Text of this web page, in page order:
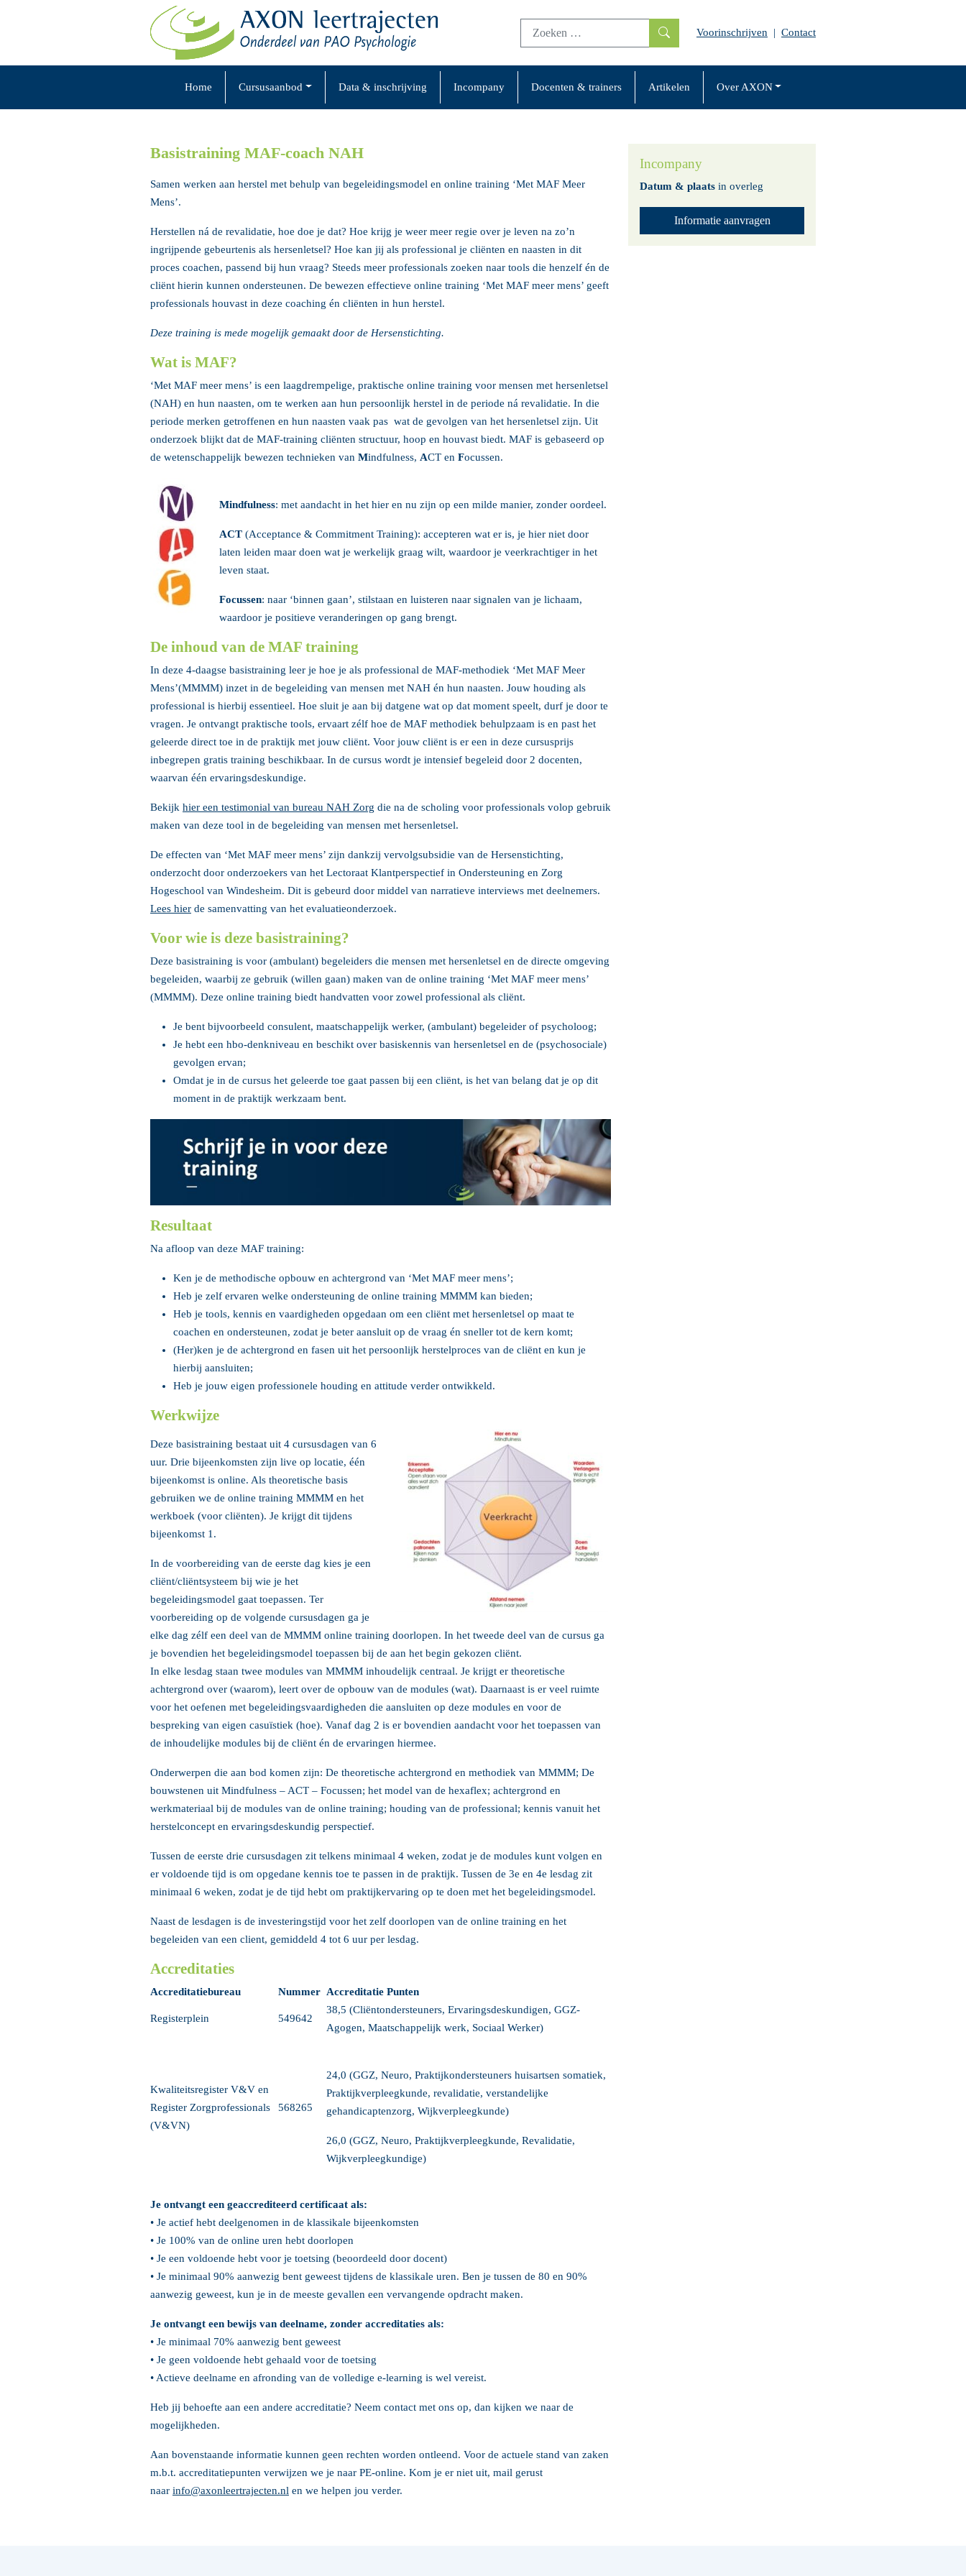
Voorinschrijven | Contact
Home Cursusaanbod Data & inschrijving Incompany Docenten & trainers Artikelen Over AXON
Basistraining MAF-coach NAH
Samen werken aan herstel met behulp van begeleidingsmodel en online training ‘Met MAF Meer
Mens’.
Herstellen ná de revalidatie, hoe doe je dat? Hoe krijg je weer meer regie over je leven na zo’n
ingrijpende gebeurtenis als hersenletsel? Hoe kan jij als professional je cliënten en naasten in dit
proces coachen, passend bij hun vraag? Steeds meer professionals zoeken naar tools die henzelf én de
cliënt hierin kunnen ondersteunen. De bewezen effectieve online training ‘Met MAF meer mens’ geeft
professionals houvast in deze coaching én cliënten in hun herstel.
Deze training is mede mogelijk gemaakt door de Hersenstichting.
Wat is MAF?
‘Met MAF meer mens’ is een laagdrempelige, praktische online training voor mensen met hersenletsel
(NAH) en hun naasten, om te werken aan hun persoonlijk herstel in de periode ná revalidatie. In die
periode merken getroffenen en hun naasten vaak pas wat de gevolgen van het hersenletsel zijn. Uit
onderzoek blijkt dat de MAF-training cliënten structuur, hoop en houvast biedt. MAF is gebaseerd op
de wetenschappelijk bewezen technieken van Mindfulness, ACT en Focussen.
Mindfulness: met aandacht in het hier en nu zijn op een milde manier, zonder oordeel.
ACT(Acceptance & Commitment Training): accepteren wat er is, je hier niet door
laten leiden maar doen wat je werkelijk graag wilt, waardoor je veerkrachtiger in het
leven staat.
Focussen: naar ‘binnen gaan’, stilstaan en luisteren naar signalen van je lichaam,
waardoor je positieve veranderingen op gang brengt.
De inhoud van de MAF training
In deze 4-daagse basistraining leer je hoe je als professional de MAF-methodiek ‘Met MAF Meer
Mens’(MMMM) inzet in de begeleiding van mensen met NAH én hun naasten. Jouw houding als
professional is hierbij essentieel. Hoe sluit je aan bij datgene wat op dat moment speelt, durf je door te
vragen. Je ontvangt praktische tools, ervaart zélf hoe de MAF methodiek behulpzaam is en past het
geleerde direct toe in de praktijk met jouw cliënt. Voor jouw cliënt is er een in deze cursusprijs
inbegrepen gratis training beschikbaar. In de cursus wordt je intensief begeleid door 2 docenten,
waarvan één ervaringsdeskundige.
Bekijk hier een testimonial van bureau NAH Zorg die na de scholing voor professionals volop gebruik
maken van deze tool in de begeleiding van mensen met hersenletsel.
De effecten van ‘Met MAF meer mens’ zijn dankzij vervolgsubsidie van de Hersenstichting,
onderzocht door onderzoekers van het Lectoraat Klantperspectief in Ondersteuning en Zorg
Hogeschool van Windesheim. Dit is gebeurd door middel van narratieve interviews met deelnemers.
Lees hier de samenvatting van het evaluatieonderzoek.
Voor wie is deze basistraining?
Deze basistraining is voor (ambulant) begeleiders die mensen met hersenletsel en de directe omgeving
begeleiden, waarbij ze gebruik (willen gaan) maken van de online training ‘Met MAF meer mens’
(MMMM). Deze online training biedt handvatten voor zowel professional als cliënt.
Je bent bijvoorbeeld consulent, maatschappelijk werker, (ambulant) begeleider of psycholoog;
Je hebt een hbo-denkniveau en beschikt over basiskennis van hersenletsel en de (psychosociale)
gevolgen ervan;
Omdat je in de cursus het geleerde toe gaat passen bij een cliënt, is het van belang dat je op dit
moment in de praktijk werkzaam bent.
Resultaat
Na afloop van deze MAF training:
Ken je de methodische opbouw en achtergrond van ‘Met MAF meer mens’;
Heb je zelf ervaren welke ondersteuning de online training MMMM kan bieden;
Heb je tools, kennis en vaardigheden opgedaan om een cliënt met hersenletsel op maat te
coachen en ondersteunen, zodat je beter aansluit op de vraag én sneller tot de kern komt;
(Her)ken je de achtergrond en fasen uit het persoonlijk herstelproces van de cliënt en kun je
hierbij aansluiten;
Heb je jouw eigen professionele houding en attitude verder ontwikkeld.
Werkwijze
Deze basistraining bestaat uit 4 cursusdagen van 6
uur. Drie bijeenkomsten zijn live op locatie, één
bijeenkomst is online. Als theoretische basis
gebruiken we de online training MMMM en het
werkboek (voor cliënten). Je krijgt dit tijdens
bijeenkomst 1.
In de voorbereiding van de eerste dag kies je een
cliënt/cliëntsysteem bij wie je het
begeleidingsmodel gaat toepassen. Ter
voorbereiding op de volgende cursusdagen ga je
elke dag zélf een deel van de MMMM online training doorlopen. In het tweede deel van de cursus ga
je bovendien het begeleidingsmodel toepassen bij de aan het begin gekozen cliënt.
In elke lesdag staan twee modules van MMMM inhoudelijk centraal. Je krijgt er theoretische
achtergrond over (waarom), leert over de opbouw van de modules (wat). Daarnaast is er veel ruimte
voor het oefenen met begeleidingsvaardigheden die aansluiten op deze modules en voor de
bespreking van eigen casuïstiek (hoe). Vanaf dag 2 is er bovendien aandacht voor het toepassen van
de inhoudelijke modules bij de cliënt én de ervaringen hiermee.
Onderwerpen die aan bod komen zijn: De theoretische achtergrond en methodiek van MMMM; De
bouwstenen uit Mindfulness – ACT – Focussen; het model van de hexaflex; achtergrond en
werkmateriaal bij de modules van de online training; houding van de professional; kennis vanuit het
herstelconcept en ervaringsdeskundig perspectief.
Tussen de eerste drie cursusdagen zit telkens minimaal 4 weken, zodat je de modules kunt volgen en
er voldoende tijd is om opgedane kennis toe te passen in de praktijk. Tussen de 3e en 4e lesdag zit
minimaal 6 weken, zodat je de tijd hebt om praktijkervaring op te doen met het begeleidingsmodel.
Naast de lesdagen is de investeringstijd voor het zelf doorlopen van de online training en het
begeleiden van een client, gemiddeld 4 tot 6 uur per lesdag.
Accreditaties
Accreditatiebureau Nummer Accreditatie Punten
Registerplein 549642
38,5 (Cliëntondersteuners, Ervaringsdeskundigen, GGZ-
Agogen, Maatschappelijk werk, Sociaal Werker)
Kwaliteitsregister V&V en
Register Zorgprofessionals
(V&VN)
568265
24,0 (GGZ, Neuro, Praktijkondersteuners huisartsen somatiek,
Praktijkverpleegkunde, revalidatie, verstandelijke
gehandicaptenzorg, Wijkverpleegkunde)
26,0 (GGZ, Neuro, Praktijkverpleegkunde, Revalidatie,
Wijkverpleegkundige)
Je ontvangt een geaccrediteerd certificaat als:
• Je actief hebt deelgenomen in de klassikale bijeenkomsten
• Je 100% van de online uren hebt doorlopen
• Je een voldoende hebt voor je toetsing (beoordeeld door docent)
• Je minimaal 90% aanwezig bent geweest tijdens de klassikale uren. Ben je tussen de 80 en 90%
aanwezig geweest, kun je in de meeste gevallen een vervangende opdracht maken.
Je ontvangt een bewijs van deelname, zonder accreditaties als:
• Je minimaal 70% aanwezig bent geweest
• Je geen voldoende hebt gehaald voor de toetsing
• Actieve deelname en afronding van de volledige e-learning is wel vereist.
Heb jij behoefte aan een andere accreditatie? Neem contact met ons op, dan kijken we naar de
mogelijkheden.
Aan bovenstaande informatie kunnen geen rechten worden ontleend. Voor de actuele stand van zaken
m.b.t. accreditatiepunten verwijzen we je naar PE-online. Kom je er niet uit, mail gerust
naar info@axonleertrajecten.nl en we helpen jou verder.
Incompany
Datum & plaats in overleg
Informatie aanvragen